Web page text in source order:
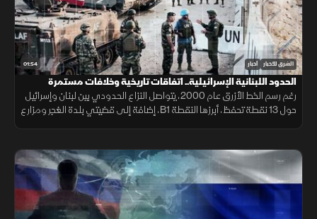
01:54 الشرق للأخبار أخبار
الحدود اللبنانية الإسرائيلية.. اتفاقات تاريخية وخلافات مستمرة
رغم رسم الخط الأزرق عام 2000، يتواصل النزاع الحدودي بين لبنان وإسرائيل
حول 13 نقطة تحفظ، أبرزها النقطة B1، إضافة إلى قضيتي بلدة الغجر ومزارع